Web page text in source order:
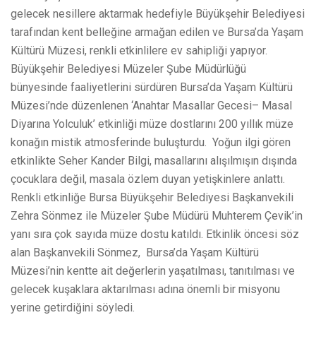
gelecek nesillere aktarmak hedefiyle Büyükşehir Belediyesi
tarafından kent belleğine armağan edilen ve Bursa’da Yaşam
Kültürü Müzesi, renkli etkinlilere ev sahipliği yapıyor.
Büyükşehir Belediyesi Müzeler Şube Müdürlüğü
bünyesinde faaliyetlerini sürdüren Bursa’da Yaşam Kültürü
Müzesi’nde düzenlenen ‘Anahtar Masallar Gecesi– Masal
Diyarına Yolculuk’ etkinliği müze dostlarını 200 yıllık müze
konağın mistik atmosferinde buluşturdu. Yoğun ilgi gören
etkinlikte Seher Kander Bilgi, masallarını alışılmışın dışında
çocuklara değil, masala özlem duyan yetişkinlere anlattı.
Renkli etkinliğe Bursa Büyükşehir Belediyesi Başkanvekili
Zehra Sönmez ile Müzeler Şube Müdürü Muhterem Çevik’in
yanı sıra çok sayıda müze dostu katıldı. Etkinlik öncesi söz
alan Başkanvekili Sönmez, Bursa’da Yaşam Kültürü
Müzesi’nin kentte ait değerlerin yaşatılması, tanıtılması ve
gelecek kuşaklara aktarılması adına önemli bir misyonu
yerine getirdiğini söyledi.